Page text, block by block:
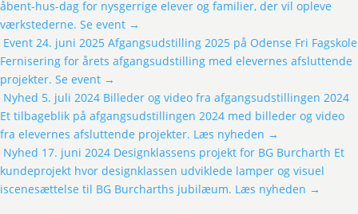
åbent-hus-dag for nysgerrige elever og familier, der vil opleve
værkstederne. Se event →
Event 24. juni 2025 Afgangsudstilling 2025 på Odense Fri Fagskole
Fernisering for årets afgangsudstilling med elevernes afsluttende
projekter. Se event →
Nyhed 5. juli 2024 Billeder og video fra afgangsudstillingen 2024
Et tilbageblik på afgangsudstillingen 2024 med billeder og video
fra elevernes afsluttende projekter. Læs nyheden →
Nyhed 17. juni 2024 Designklassens projekt for BG Burcharth Et
kundeprojekt hvor designklassen udviklede lamper og visuel
iscenesættelse til BG Burcharths jubilæum. Læs nyheden →